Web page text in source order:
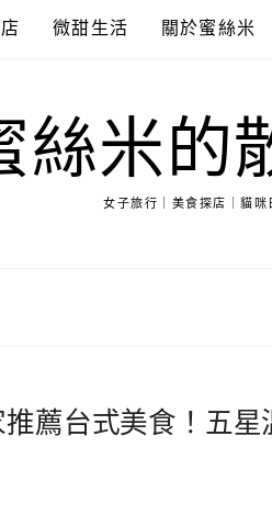
微甜生活 關於蜜絲米
絲米的
女子旅行｜美食探店｜貓咪
薦台式美食！五星